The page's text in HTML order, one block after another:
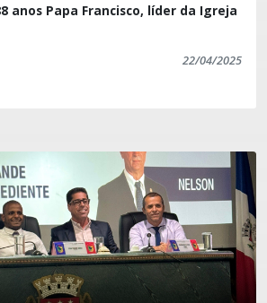
anos Papa Francisco, líder da Igreja
22/04/2025